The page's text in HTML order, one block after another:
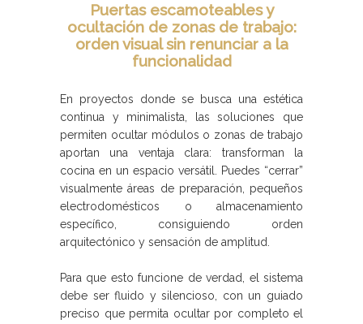
Puertas escamoteables y
ocultación de zonas de trabajo:
orden visual sin renunciar a la
funcionalidad
En proyectos donde se busca una estética
continua y minimalista, las soluciones que
permiten ocultar módulos o zonas de trabajo
aportan una ventaja clara: transforman la
cocina en un espacio versátil. Puedes “cerrar”
visualmente áreas de preparación, pequeños
electrodomésticos o almacenamiento
específico, consiguiendo orden
arquitectónico y sensación de amplitud.
Para que esto funcione de verdad, el sistema
debe ser fluido y silencioso, con un guiado
preciso que permita ocultar por completo el